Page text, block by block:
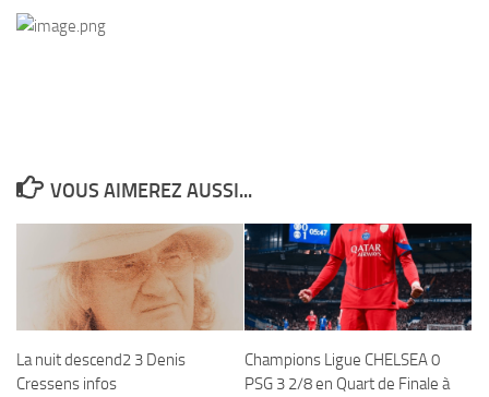
VOUS AIMEREZ AUSSI...
La nuit descend2 3 Denis
Cressens infos
Champions Ligue CHELSEA 0
PSG 3 2/8 en Quart de Finale à